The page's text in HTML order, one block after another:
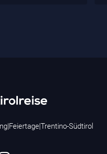
|Feiertage|Trentino-Südtirol